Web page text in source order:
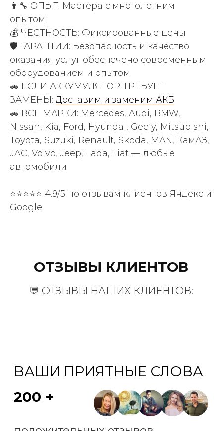
👨‍🔧 ОПЫТ: Мастера с многолетним
опытом
💰 ЧЕСТНОСТЬ: Фиксированные цены
🛡️ ГАРАНТИИ: Безопасность и качество
оказания услуг обеспечено современным
оборудованием и опытом
🚗 ЕСЛИ АККУМУЛЯТОР ТРЕБУЕТ
ЗАМЕНЫ: Доставим и заменим АКБ
🚗 ВСЕ МАРКИ: Mercedes, Audi, BMW,
Nissan, Kia, Ford, Hyundai, Geely, Mitsubishi,
Toyota, Suzuki, Renault, Skoda, MAN, КамАЗ,
JAC, Volvo, Jeep, Lada, Fiat — любые
автомобили
⭐⭐⭐⭐⭐ 4.9/5 по отзывам клиентов Яндекс и
Google
ОТЗЫВЫ КЛИЕНТОВ
💬 ОТЗЫВЫ НАШИХ КЛИЕНТОВ:
положительных отзывов
клиентов